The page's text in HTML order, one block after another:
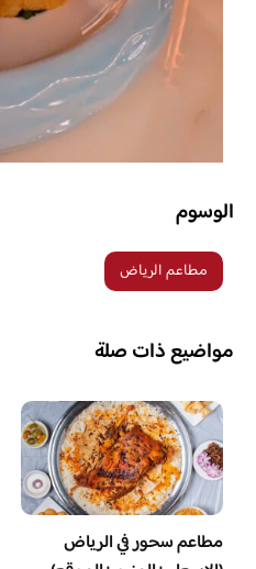
الوسوم
مطاعم الرياض
مواضيع ذات صلة
مطاعم سحور في الرياض